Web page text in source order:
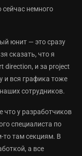
сейчас немного
юнит — это сразу
сказать, что я
direction, и за project
и вся графика тоже
сотрудников.
что у разработчиков
специалиста по
то там секциям. В
а все